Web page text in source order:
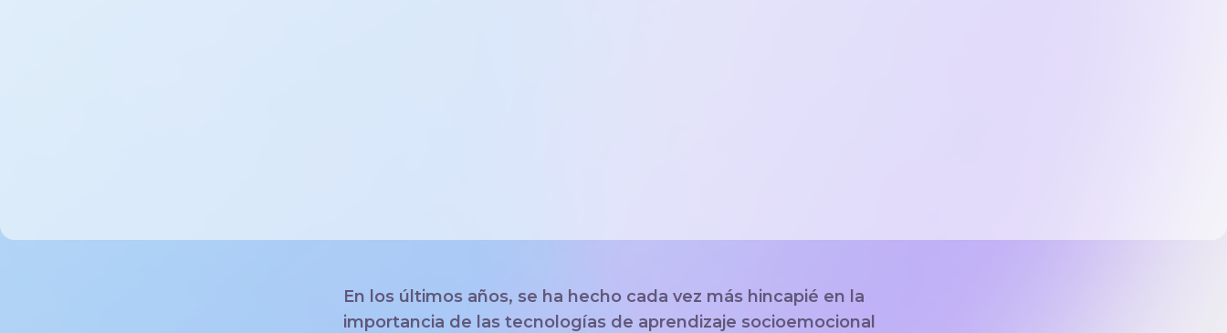
En los últimos años, se ha hecho cada vez más hincapié en la
importancia de las tecnologías de aprendizaje socioemocional